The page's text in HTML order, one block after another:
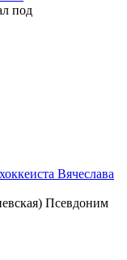
под
Вячеслава
Псевдоним